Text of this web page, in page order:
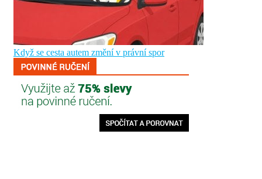
Když se cesta autem změní v právní spor